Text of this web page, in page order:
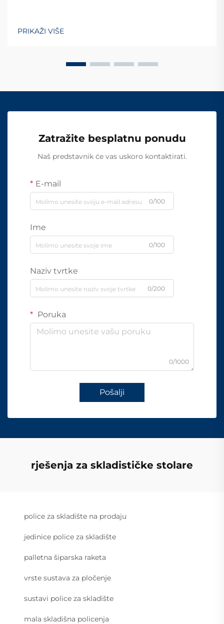
PRIKAŽI VIŠE
Zatražite besplatnu ponudu
Naš predstavnik će vas uskoro kontaktirati.
E-mail
0/100
Ime
0/100
Naziv tvrtke
0/200
Poruka
0/1000
Pošalji
rješenja za skladističke stolare
police za skladište na prodaju
jedinice police za skladište
palletna šiparska raketa
vrste sustava za pločenje
sustavi police za skladište
mala skladišna policenja